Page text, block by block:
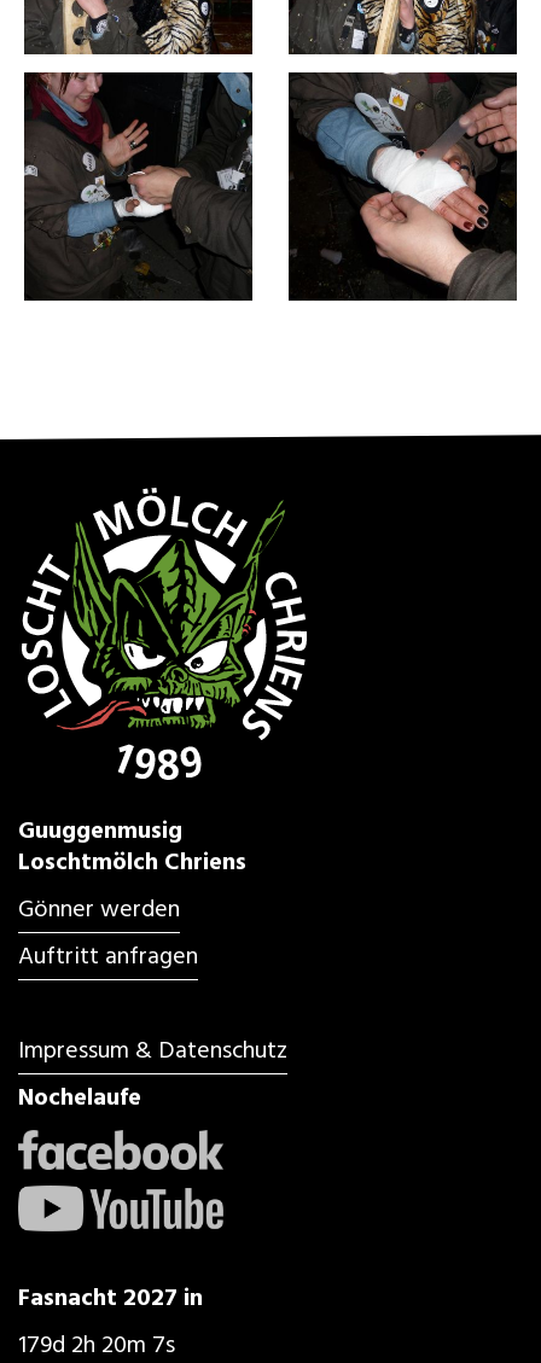
Guuggenmusig
Loschtmölch Chriens
Gönner werden
Auftritt anfragen
Impressum & Datenschutz
Nochelaufe
Fasnacht 2027 in
179d 2h 20m 6s